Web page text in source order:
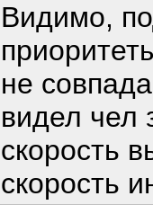
Видимо,
не
видел чел
скорость
скорость